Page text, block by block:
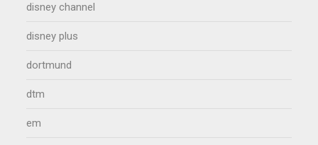
disney channel
disney plus
dortmund
dtm
em